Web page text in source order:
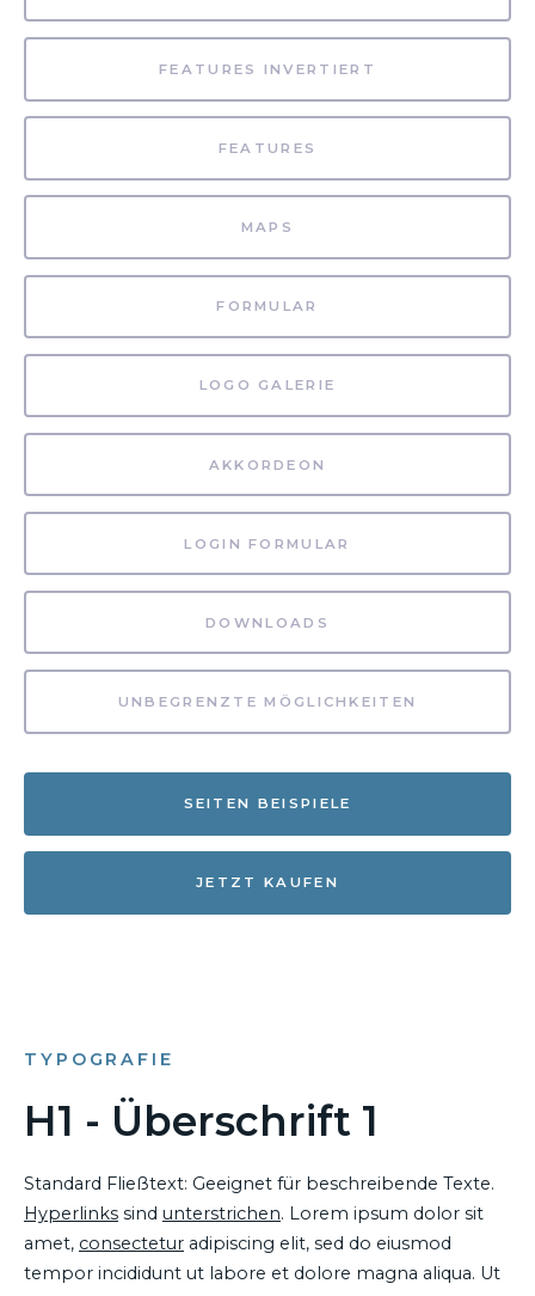
FEATURES INVERTIERT
FEATURES
MAPS
FORMULAR
LOGO GALERIE
AKKORDEON
LOGIN FORMULAR
DOWNLOADS
UNBEGRENZTE MÖGLICHKEITEN
SEITEN BEISPIELE
JETZT KAUFEN
TYPOGRAFIE
H1 - Überschrift 1
Standard Fließtext: Geeignet für beschreibende Texte.
Hyperlinks sind unterstrichen. Lorem ipsum dolor sit
amet, consectetur adipiscing elit, sed do eiusmod
tempor incididunt ut labore et dolore magna aliqua. Ut